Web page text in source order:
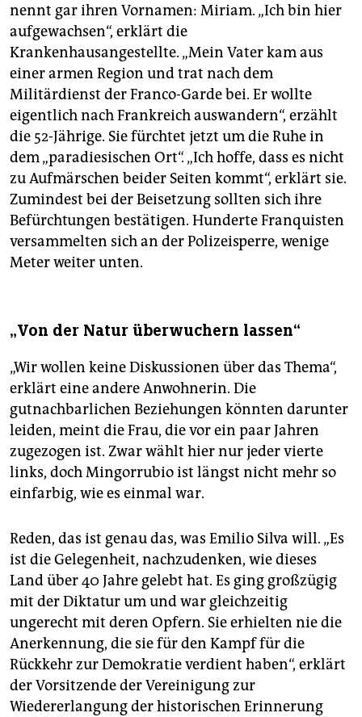
nennt gar ihren Vornamen: Miriam. „Ich bin hier
aufgewachsen“, erklärt die
Krankenhausangestellte. „Mein Vater kam aus
einer armen Region und trat nach dem
Militärdienst der Franco-Garde bei. Er wollte
eigentlich nach Frankreich auswandern“, erzählt
die 52-Jährige. Sie fürchtet jetzt um die Ruhe in
dem „paradiesischen Ort“. „Ich hoffe, dass es nicht
zu Aufmärschen beider Seiten kommt“, erklärt sie.
Zumindest bei der Beisetzung sollten sich ihre
Befürchtungen bestätigen. Hunderte Franquisten
versammelten sich an der Polizeisperre, wenige
Meter weiter unten.
„Von der Natur überwuchern lassen“
„Wir wollen keine Diskussio­nen über das Thema“,
erklärt eine andere Anwohnerin. Die
gutnachbarlichen Beziehungen könnten darunter
leiden, meint die Frau, die vor ein paar Jahren
zugezogen ist. Zwar wählt hier nur jeder vierte
links, doch Mingorrubio ist längst nicht mehr so
einfarbig, wie es einmal war.
Reden, das ist genau das, was Emilio Silva will. „Es
ist die Gelegenheit, nachzudenken, wie dieses
Land über 40 Jahre gelebt hat. Es ging großzügig
mit der Diktatur um und war gleichzeitig
ungerecht mit deren Opfern. Sie erhielten nie die
Anerkennung, die sie für den Kampf für die
Rückkehr zur Demokratie verdient haben“, erklärt
der Vorsitzende der Vereinigung zur
Wiedererlangung der historischen Erinnerung